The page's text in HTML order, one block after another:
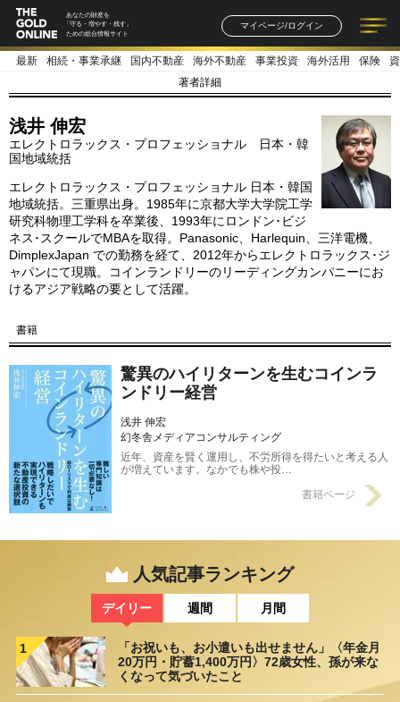
あなたの財産を
「守る・増やす・残す」
ための総合情報サイト
マイページ/ログイン
記事一覧 連載一覧
著者一覧 書籍一覧
最新 相続・事業承継 国内不動産 海外不動産 事業投資 海外活用 保険
著者詳細
浅井 伸宏
エレクトロラックス・プロフェッショナル 日本・韓
国地域統括
エレクトロラックス・プロフェッショナル 日本・韓国
地域統括。三重県出身。1985年に京都大学大学院工学
研究科物理工学科を卒業後、1993年にロンドン･ビジ
ネス･スクールでMBAを取得。Panasonic、Harlequin、三洋電機、
DimplexJapan での勤務を経て、2012年からエレクトロラックス･ジ
ャパンにて現職。コインランドリーのリーディングカンパニーにお
けるアジア戦略の要として活躍。
書籍
驚異のハイリターンを生むコインラ
ンドリー経営
浅井 伸宏
幻冬舎メディアコンサルティング
近年、資産を賢く運用し、不労所得を得たいと考える人
が増えています。なかでも株や投…
書籍ページ
人気記事ランキング
デイリー 週間 月間
1
「お祝いも、お小遣いも出せません」〈年金月
20万円・貯蓄1,400万円〉72歳女性、孫が来な
くなって気づいたこと